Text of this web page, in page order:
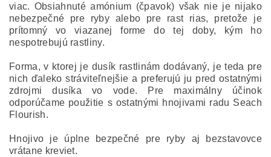
viac. Obsiahnuté amónium (čpavok) však nie je nijako
nebezpečné pre ryby alebo pre rast rias, pretože je
prítomný vo viazanej forme do tej doby, kým ho
nespotrebujú rastliny.
Forma, v ktorej je dusík rastlinám dodávaný, je teda pre
nich ďaleko stráviteľnejšie a preferujú ju pred ostatnými
zdrojmi dusíka vo vode.
Pre maximálny účinok
odporúčame použitie s ostatnými hnojivami radu Seach
Flourish.
Hnojivo je úplne bezpečné pre ryby aj bezstavovce
vrátane kreviet.